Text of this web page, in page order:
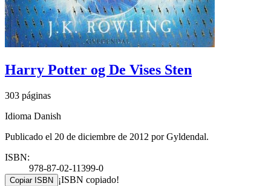
Harry Potter og De Vises Sten
303 páginas
Idioma Danish
Publicado el 20 de diciembre de 2012 por Gyldendal.
ISBN:
978-87-02-11399-0
Copiar ISBN
¡ISBN copiado!